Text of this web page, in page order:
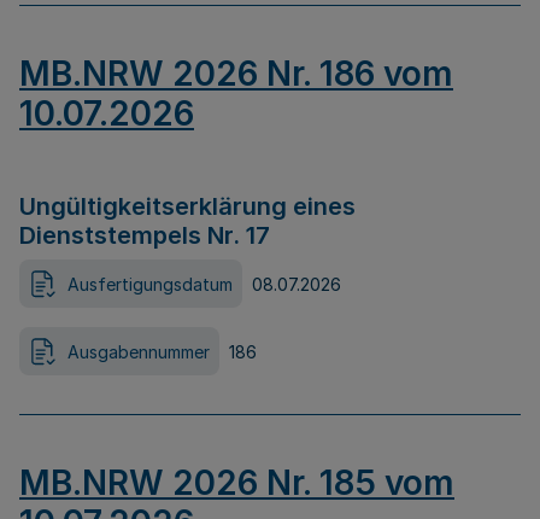
MB.NRW 2026 Nr. 186 vom
10.07.2026
Ungültigkeitserklärung eines
Dienststempels Nr. 17
Ausfertigungsdatum 08.07.2026
Ausgabennummer 186
MB.NRW 2026 Nr. 185 vom